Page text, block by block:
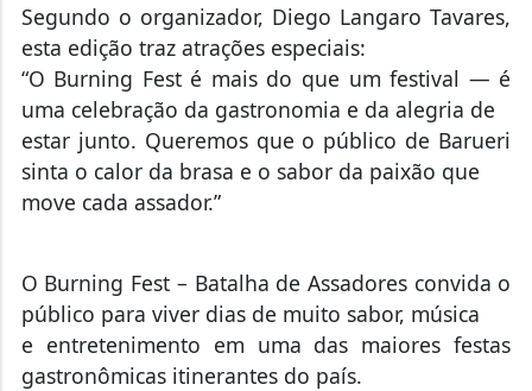
Segundo o organizador, Diego Langaro Tavares,
esta edição traz atrações especiais:
“O Burning Fest é mais do que um festival — é
uma celebração da gastronomia e da alegria de
estar junto. Queremos que o público de Barueri
sinta o calor da brasa e o sabor da paixão que
move cada assador.”
O Burning Fest – Batalha de Assadores convida o
público para viver dias de muito sabor, música
e entretenimento em uma das maiores festas
gastronômicas itinerantes do país.